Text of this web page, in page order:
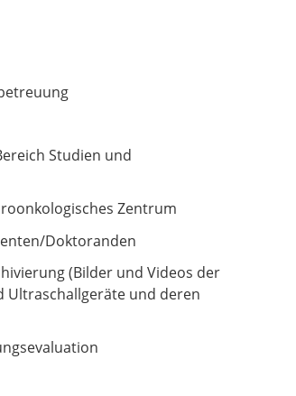
Studien und
Zentrum
Doktoranden
(Bilder und Videos der
Ultraschallgeräte und deren